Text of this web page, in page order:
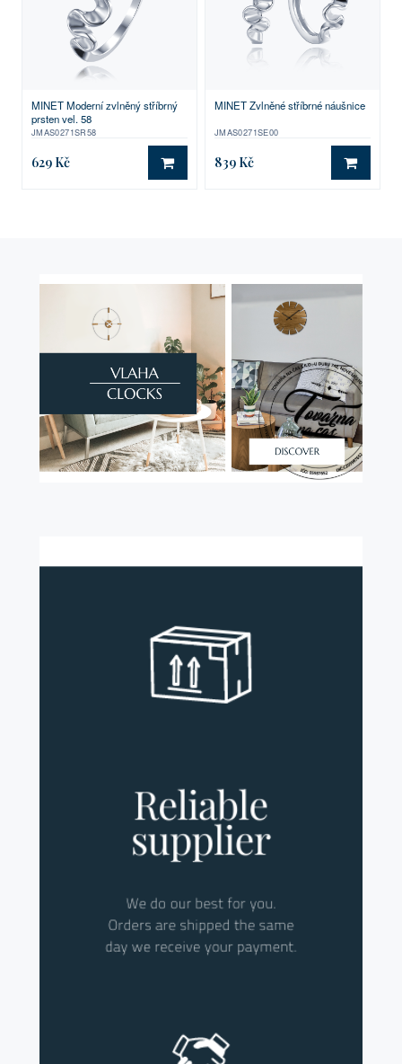
MINET Moderní zvlněný stříbrný
prsten vel. 58
JMAS0271SR58
629 Kč DO KOŠÍKU
MINET Zvlněné stříbrné náušnice
JMAS0271SE00
839 Kč DO